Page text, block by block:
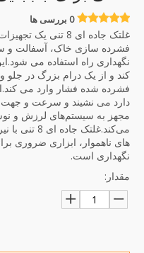
0 بررسی ها
غلتک جاده ای 8
فشرده سازی خاک، آسفالت و
نگهداری راه استفاده می
کند و از یک درام بزرگ در
فشرده شده فشار وارد می
دارد می نشیند و سرعت و جهت
مجهز به سیستم‌های لرزش و
می‌کند.غلتک
های ناهموار، ابزاری ضروری
نگهداری است.
مقدار: